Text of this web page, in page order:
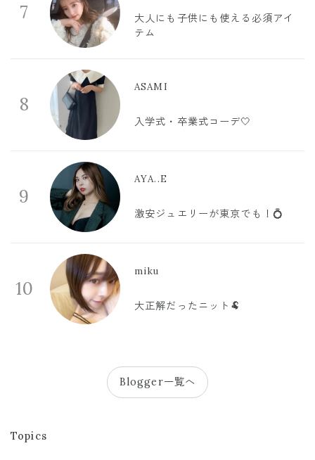
7
大人にも子供にも使える必須アイ
テム
8
ASAMI
入学式・卒業式コーデ🤍
9
AYA..E
激安ジュエリーが東京でも！💍
10
miku
大正解だったニット🐏
Blogger一覧へ
Topics